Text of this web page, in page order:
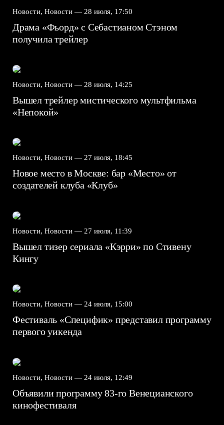
Новости, Новости — 28 июля, 17:50
Драма «Фьорд» с Себастианом Стэном
получила трейлер
Новости, Новости — 28 июля, 14:25
Вышел трейлер мистического мультфильма
«Непокой»
Новости, Новости — 27 июля, 18:45
Новое место в Москве: бар «Место» от
создателей клуба «Клуб»
Новости, Новости — 27 июля, 11:39
Вышел тизер сериала «Кэрри» по Стивену
Кингу
Новости, Новости — 24 июля, 15:00
Фестиваль «Специфик» представил программу
первого уикенда
Новости, Новости — 24 июля, 12:49
Объявили программу 83-го Венецианского
кинофестиваля